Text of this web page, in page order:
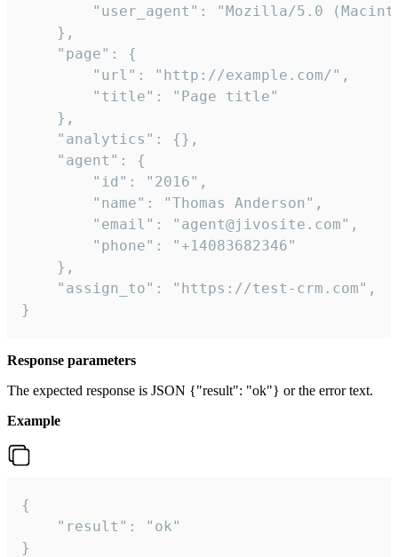
"user_agent": "Mozilla/5.0
    },
    "page": {
        "url": "http://example.com/",
        "title": "Page title"
    },
    "analytics": {},
    "agent": {
        "id": "2016",
        "name": "Thomas Anderson",
        "email": "agent@jivosite.com",
        "phone": "+14083682346"
    },
    "assign_to": "https://test-crm.com",
}
Response parameters
The expected response is JSON {"result": "ok"} or the error text.
Example
{
    "result": "ok"
}